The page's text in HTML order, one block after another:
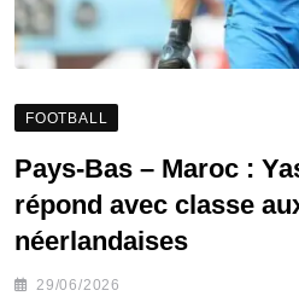
FOOTBALL
Pays-Bas – Maroc :
répond avec classe
néerlandaises
29/06/2026